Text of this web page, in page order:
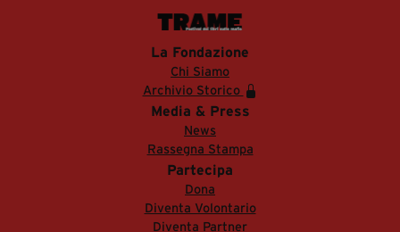
La Fondazione
Chi Siamo
Archivio Storico
Media & Press
News
Rassegna Stampa
Partecipa
Dona
Diventa Volontario
Diventa Partner